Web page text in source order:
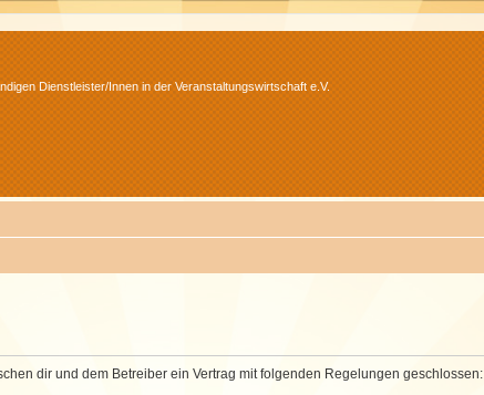
Dienstleister/Innen in der Veranstaltungswirtschaft e.V.
dir und dem Betreiber ein Vertrag mit folgenden Regelungen geschlossen: